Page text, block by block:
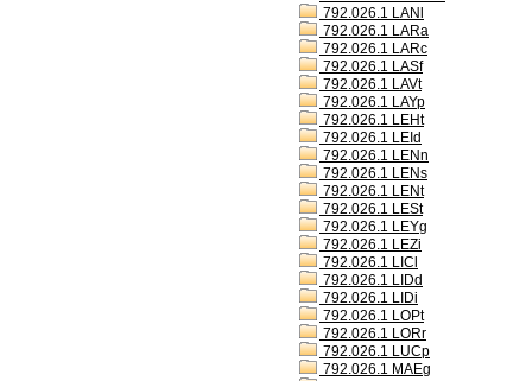
792.026.1 LANl
792.026.1 LARa
792.026.1 LARc
792.026.1 LASf
792.026.1 LAVt
792.026.1 LAYp
792.026.1 LEHt
792.026.1 LEId
792.026.1 LENn
792.026.1 LENs
792.026.1 LENt
792.026.1 LESt
792.026.1 LEYg
792.026.1 LEZi
792.026.1 LICl
792.026.1 LIDd
792.026.1 LIDi
792.026.1 LOPt
792.026.1 LORr
792.026.1 LUCp
792.026.1 MAEg